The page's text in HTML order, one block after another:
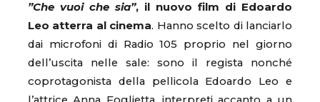
”Che vuoi che sia”, il nuovo film di Edoardo
Leo atterra al cinema. Hanno scelto di lanciarlo
dai microfoni di Radio 105 proprio nel giorno
dell’uscita nelle sale: sono il regista nonché
coprotagonista della pellicola Edoardo Leo e